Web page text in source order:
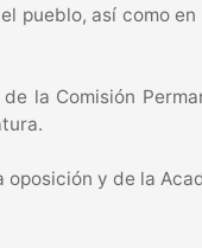
pueblo, así como
la Comisión
y de la